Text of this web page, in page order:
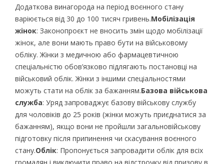
Додаткова винагорода на період воєнного стану
варіюється від 30 до 100 тисяч гривень.Мобілізація
жінок: Законопроєкт не вносить змін щодо мобілізації
жінок, але вони мають право бути на військовому
обліку. Жінки з медичною або фармацевтичною
спеціальністю обов’язково підлягають постановці на
військовий облік. Жінки з іншими спеціальностями
можуть стати на облік за бажанням.Базова військова
служба: Уряд запроваджує базову військову службу
для чоловіків до 25 років (жінки можуть приєднатися за
бажанням), якщо вони не пройшли загальновійськову
підготовку після припинення чи скасування воєнного
стану.Облік: Пропонується запровадити облік для всіх